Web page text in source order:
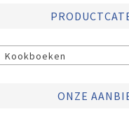
Kookboeken
ONZE